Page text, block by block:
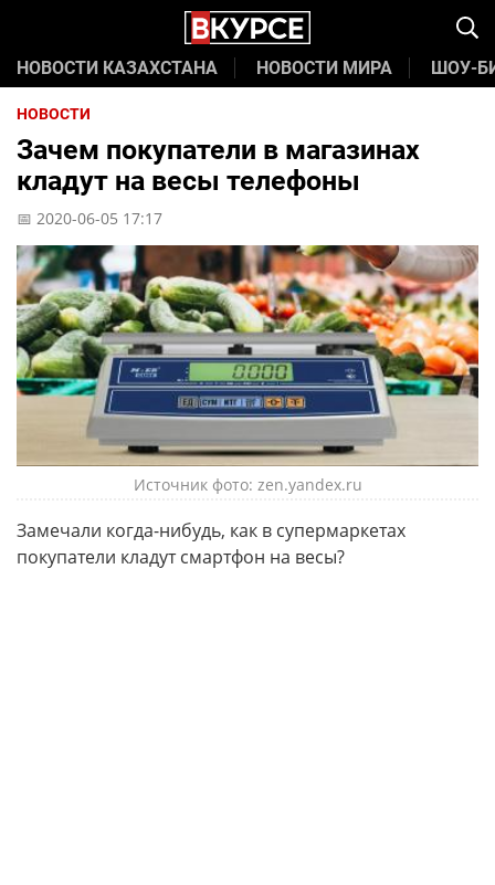
НОВОСТИ КАЗАХСТАНА НОВОСТИ МИРА ШОУ-
НОВОСТИ
Зачем покупатели в магазинах
кладут на весы телефоны
📅 2020-06-05 17:17
Источник фото: zen.yandex.ru
Замечали когда-нибудь, как в супермаркетах
покупатели кладут смартфон на весы?